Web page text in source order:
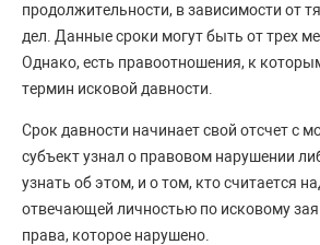
продолжительности, в зависимости от
дел. Данные сроки могут быть от трех
Однако, есть правоотношения, к
термин исковой давности.
Срок давности начинает свой отсчет с
субъект узнал о правовом нарушении
узнать об этом, и о том, кто считается
отвечающей личностью по исковому
права, которое нарушено.